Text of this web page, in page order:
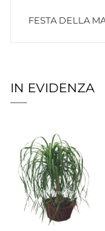
FESTA DELLA
IN EVIDENZA